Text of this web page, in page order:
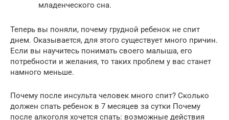
младенческого сна.
Теперь вы поняли, почему грудной ребенок не спит
днем. Оказывается, для этого существует много причин.
Если вы научитесь понимать своего малыша, его
потребности и желания, то таких проблем у вас станет
намного меньше.
Почему после инсульта человек много спит? Сколько
должен спать ребенок в 7 месяцев за сутки Почему
после алкоголя хочется спать: возможные действия